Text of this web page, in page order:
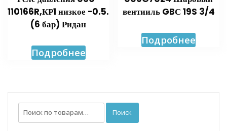
110166R,КР1 низкое -0.5.
(6 бар) Ридан
Подробнее
вентииль GBС 19S 3/4
Подробнее
Искать: Поиск